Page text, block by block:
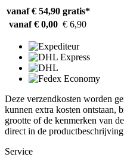
vanaf € 54,90 gratis*
vanaf € 0,00 € 6,90
Deze verzendkosten worden
kunnen extra kosten ontstaan,
grootte of de kenmerken van
direct in de
Service